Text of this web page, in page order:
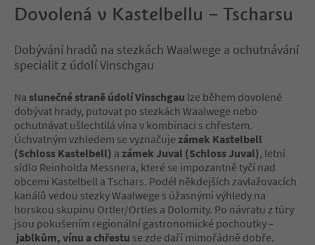
Dovolená v Kastelbellu – Tscharsu
Dobývání hradů na stezkách Waalwege a ochutnávání
specialit z údolí Vinschgau
Na slunečné straně údolí Vinschgau lze během dovolené
dobývat hrady, putovat po stezkách Waalwege nebo
ochutnávat ušlechtilá vína v kombinaci s chřestem.
Úchvatným vzhledem se vyznačuje zámek Kastelbell
(Schloss Kastelbell) a zámek Juval (Schloss Juval), letní
sídlo Reinholda Messnera, které se impozantně tyčí nad
obcemi Kastelbell a Tschars. Podél někdejších zavlažovacích
kanálů vedou stezky Waalwege s úžasnými výhledy na
horskou skupinu Ortler/Ortles a Dolomity. Po návratu z túry
jsou pokušením regionální gastronomické pochoutky –
jablkům, vínu a chřestu se zde daří mimořádně dobře.